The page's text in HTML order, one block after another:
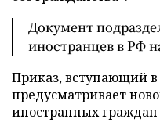
Документ
иностранцев в РФ
Приказ, вступающий в
предусматривает
иностранных граждан